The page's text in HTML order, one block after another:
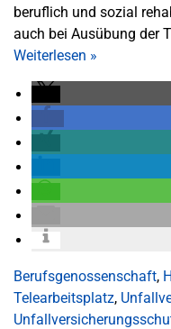
beruflich und sozial
auch bei Ausübung der
Weiterlesen »
Berufsgenossenschaft,
Telearbeitsplatz,